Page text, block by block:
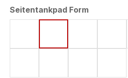
Seitentankpad Formauswählen